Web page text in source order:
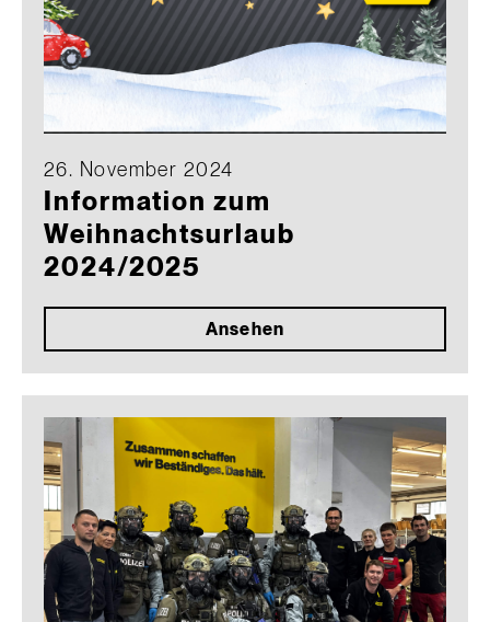
26. November 2024
Information zum
Weihnachtsurlaub
2024/2025
Ansehen